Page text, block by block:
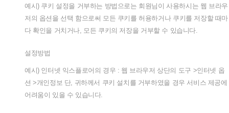
예시) 쿠키 설정을 거부하는 방법으로는 회원님이 사용하시는 웹 브라우
저의 옵션을 선택 함으로써 모든 쿠키를 허용하거나 쿠키를 저장할 때마
다 확인을 거치거나, 모든 쿠키의 저장을 거부할 수 있습니다.
설정방법
예시) 인터넷 익스플로어의 경우 : 웹 브라우저 상단의 도구 >인터넷 옵
션 >개인정보 단, 귀하께서 쿠키 설치를 거부하였을 경우 서비스 제공에
어려움이 있을 수 있습니다.